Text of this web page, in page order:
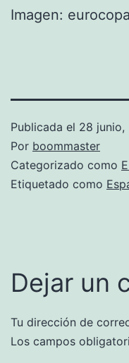
Imagen:
Publicada el 28 junio,
Por boommaster
Categorizado como
Etiquetado como
Dejar un
Tu dirección de
Los campos